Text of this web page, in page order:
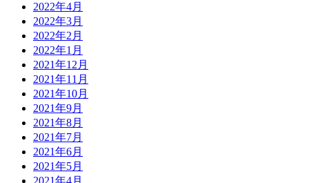
2022年4月
2022年3月
2022年2月
2022年1月
2021年12月
2021年11月
2021年10月
2021年9月
2021年8月
2021年7月
2021年6月
2021年5月